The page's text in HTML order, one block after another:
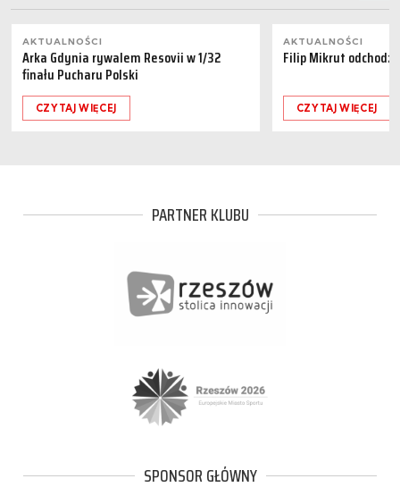
AKTUALNOŚCI
Arka Gdynia rywalem Resovii w 1/32
finału Pucharu Polski
CZYTAJ WIĘCEJ
AKTUALNOŚCI
Filip Mikrut
CZYTAJ WIĘCEJ
PARTNER KLUBU
SPONSOR GŁÓWNY